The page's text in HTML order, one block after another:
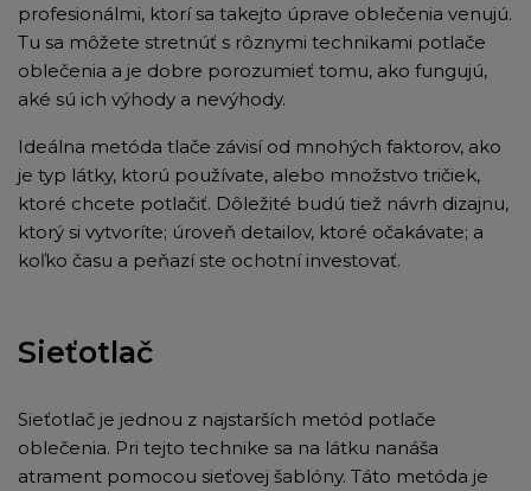
profesionálmi, ktorí sa takejto úprave oblečenia venujú.
Tu sa môžete stretnúť s rôznymi technikami potlače
oblečenia a je dobre porozumieť tomu, ako fungujú,
aké sú ich výhody a nevýhody.
Ideálna metóda tlače závisí od mnohých faktorov, ako
je typ látky, ktorú používate, alebo množstvo tričiek,
ktoré chcete potlačiť. Dôležité budú tiež návrh dizajnu,
ktorý si vytvoríte; úroveň detailov, ktoré očakávate; a
koľko času a peňazí ste ochotní investovať.
Sieťotlač
Sieťotlač je jednou z najstarších metód potlače
oblečenia. Pri tejto technike sa na látku nanáša
atrament pomocou sieťovej šablóny. Táto metóda je